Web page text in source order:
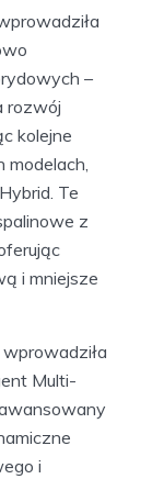
–
rozwój
kolejne
modelach,
Te
z
i mniejsze
Multi-
i